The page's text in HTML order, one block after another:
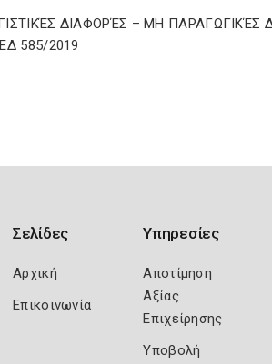
ΔΙΑΦΟΡΈΣ – ΜΗ ΠΑΡΑΓΩΓΙΚΈΣ
585/2019
Σελίδες
Αρχική
Επικοινωνία
Υπηρεσίες
Αποτίμηση
Αξίας
Επιχείρησης
Υποβολή